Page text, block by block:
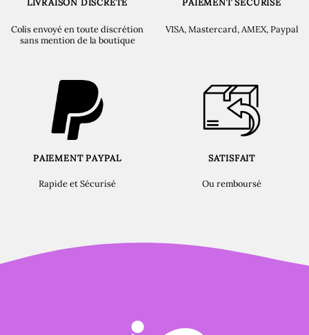
LIVRAISON DISCRÈTE
Colis envoyé en toute discrétion
sans mention de la boutique
PAIEMENT SÉCURISÉ
VISA, Mastercard, AMEX, Paypal
PAIEMENT PAYPAL
Rapide et Sécurisé
SATISFAIT
Ou remboursé